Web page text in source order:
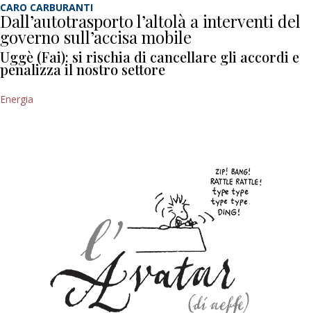
CARO CARBURANTI
Dall’autotrasporto l’altolà a interventi del
governo sull’accisa mobile
Uggè (Fai): si rischia di cancellare gli accordi e
penalizza il nostro settore
Energia